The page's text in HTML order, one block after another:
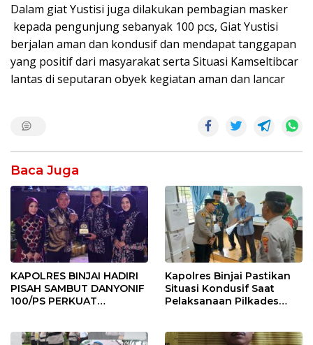
Dalam giat Yustisi juga dilakukan pembagian masker
kepada pengunjung sebanyak 100 pcs, Giat Yustisi
berjalan aman dan kondusif dan mendapat tanggapan
yang positif dari masyarakat serta Situasi Kamseltibcar
lantas di seputaran obyek kegiatan aman dan lancar
Baca Juga
KAPOLRES BINJAI HADIRI
PISAH SAMBUT DANYONIF
100/PS PERKUAT
Kapolres Binjai Pastikan
Situasi Kondusif Saat
Pelaksanaan Pilkades